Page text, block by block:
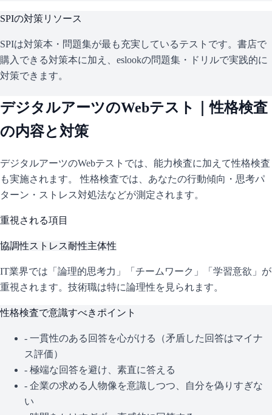
SPIの対策リソース
SPIは対策本・問題集が最も充実しているテストです。書店で
購入できる対策本に加え、eslookの問題集・ドリルで実践的に
対策できます。
デジタルアーツのWebテスト｜性格検査
の内容と対策
デジタルアーツのWebテストでは、能力検査に加えて性格検査
も実施されます。 性格検査では、あなたの行動傾向・思考パ
ターン・ストレス対処法などが測定されます。
重視される項目
協調性ストレス耐性主体性
IT業界では「論理的思考力」「チームワーク」「学習意欲」が
重視されます。技術職は特に論理性を見られます。
性格検査で意識すべきポイント
- 一貫性のある回答を心がける（矛盾した回答はマイナ
ス評価）
- 極端な回答を避け、素直に答える
- 企業の求める人物像を意識しつつ、自分を偽りすぎな
い